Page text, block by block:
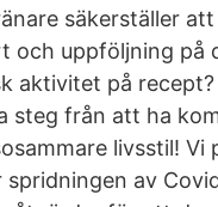
säkerställer
och uppföljning på
aktivitet på recept?
steg från att ha
livsstil! Vi
spridningen av